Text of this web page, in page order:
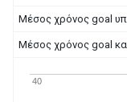
Μέσος χρόνος goal
Μέσος χρόνος goal
40